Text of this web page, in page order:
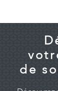
de